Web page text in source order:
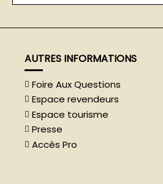
AUTRES INFORMATIONS
Foire Aux Questions
Espace revendeurs
Espace tourisme
Presse
Accès Pro